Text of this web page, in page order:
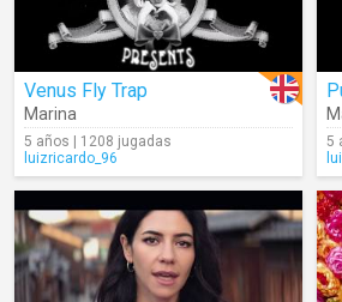
Venus Fly Trap
Marina
5 años | 1208 jugadas
luizricardo_96
5